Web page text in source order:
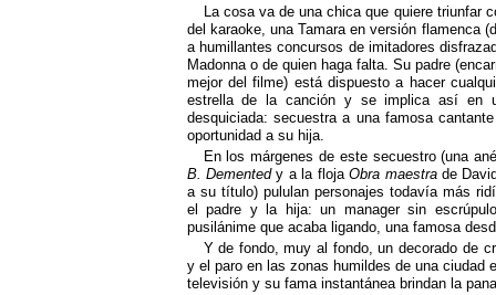
La cosa va de una chica que quiere triunfar
del karaoke, una Tamara en versión flamenca
a humillantes concursos de imitadores
Madonna o de quien haga falta. Su padre
mejor del filme) está dispuesto a hacer
estrella de la canción y se implica así en
desquiciada: secuestra a una famosa
oportunidad a su hija.
En los márgenes de este secuestro (una
B. Dementedy a la flojaObra maestrade
a su título) pululan personajes todavía más
el padre y la hija: un manager sin
pusilánime que acaba ligando, una famosa
Y de fondo, muy al fondo, un decorado de
y el paro en las zonas humildes de una ciudad
televisión y su fama instantánea brindan la